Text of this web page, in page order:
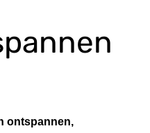
ontspannen,